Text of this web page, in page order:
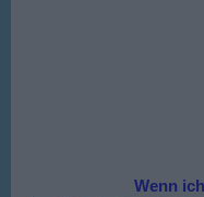
Wenn